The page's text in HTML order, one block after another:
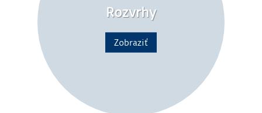
Rozvrhy
Zobraziť